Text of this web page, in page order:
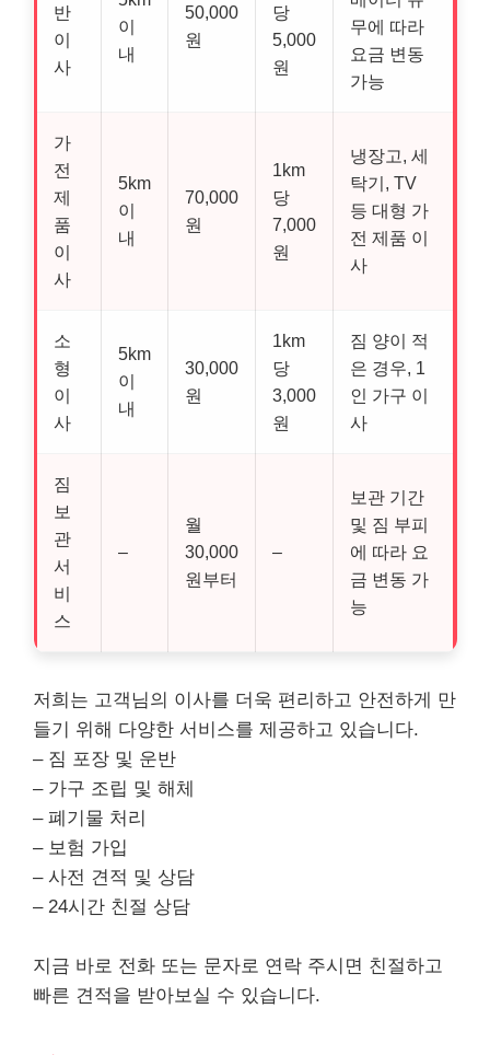
반
이
사
이
내
50,000
원
당
5,000
원
무에 따라
요금 변동
가능
가
전
제
품
이
사
5km
이
내
70,000
원
1km
당
7,000
원
냉장고, 세
탁기, TV
등 대형 가
전 제품 이
사
소
형
이
사
5km
이
내
30,000
원
1km
당
3,000
원
짐 양이 적
은 경우, 1
인 가구 이
사
짐
보
관
서
비
스
–
월
30,000
원부터
–
보관 기간
및 짐 부피
에 따라 요
금 변동 가
능
저희는 고객님의 이사를 더욱 편리하고 안전하게 만
들기 위해 다양한 서비스를 제공하고 있습니다.
– 짐 포장 및 운반
– 가구 조립 및 해체
– 폐기물 처리
– 보험 가입
– 사전 견적 및 상담
– 24시간 친절 상담
지금 바로 전화 또는 문자로 연락 주시면 친절하고
빠른 견적을 받아보실 수 있습니다.